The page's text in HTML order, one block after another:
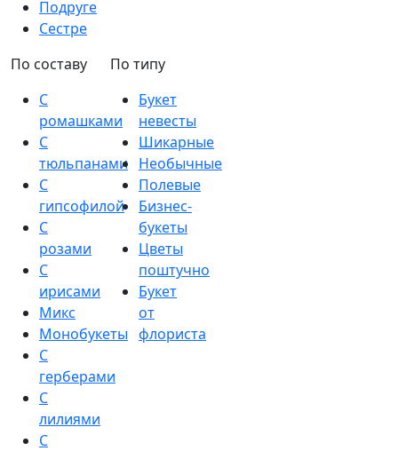
Подруге
Сестре
По составу
С
ромашками
С
тюльпанами
С
гипсофилой
С
розами
С
ирисами
Микс
Монобукеты
С
герберами
С
лилиями
С
По типу
Букет
невесты
Шикарные
Необычные
Полевые
Бизнес-
букеты
Цветы
поштучно
Букет
от
флориста